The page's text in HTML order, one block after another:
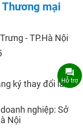
Thương mại
- TP.Hà Nội
ký thay đổi lần
nghiệp: Sở
Nội
Hỗ trợ